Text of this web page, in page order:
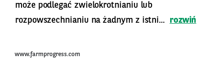
może podlegać zwielokrotnianiu lub
rozpowszechnianiu na żadnym z istni...
rozwiń
www.farmprogress.com